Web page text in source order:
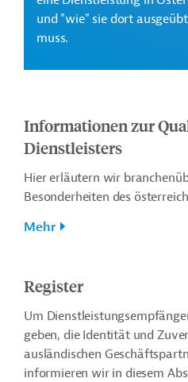
und "wie" sie dort
muss.
Informationen zur
Dienstleisters
Hier erläutern wir
Besonderheiten des
Mehr
Register
Um
geben, die Identität und
ausländischen
informieren wir in diesem